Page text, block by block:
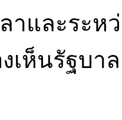
าและระ
เห็นรัฐบา